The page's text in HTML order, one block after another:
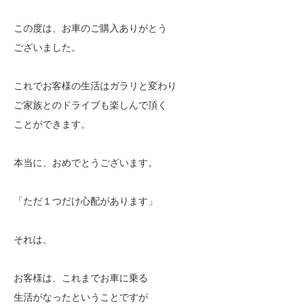
この度は、お車のご購入ありがとう
ございました。
これでお客様の生活はガラリと変わり
ご家族とのドライブも楽しんで頂く
ことができます。
本当に、おめでとうございます。
「ただ１つだけ心配があります」
それは、
お客様は、これまでお車に乗る
生活がなったということですが